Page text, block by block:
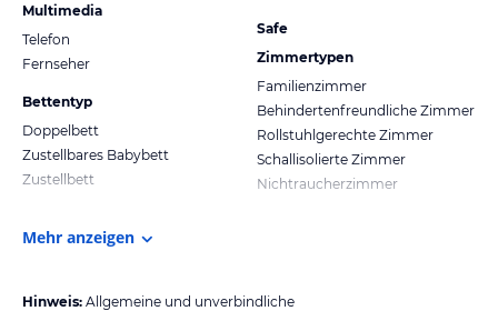
Multimedia
Telefon
Fernseher
Bettentyp
Doppelbett
Zustellbares Babybett
Zustellbett
Safe
Zimmertypen
Familienzimmer
Behindertenfreundliche Zimmer
Rollstuhlgerechte Zimmer
Schallisolierte Zimmer
Nichtraucherzimmer
Mehr anzeigen
Hinweis: Allgemeine und unverbindliche